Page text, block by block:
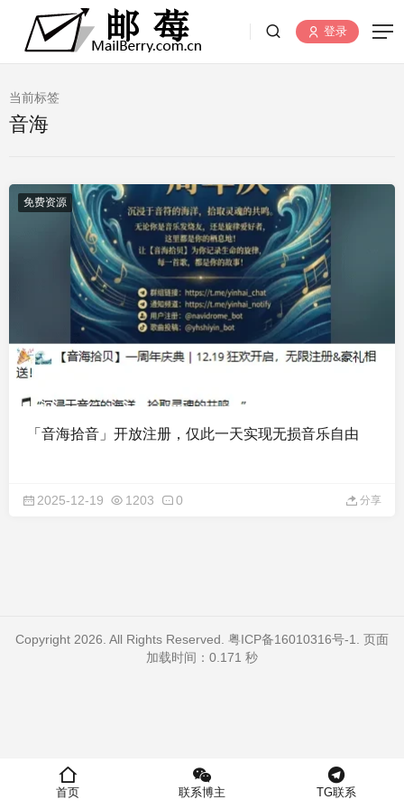
登录
当前标签
音海
免费资源
「音海拾音」开放注册，仅此一天实现无损音乐自由
2025-12-19 1203 0 分享
Copyright 2026. All Rights Reserved. 粤ICP备16010316号-1
. 页面
加载时间：0.171 秒
首页 联系博主 TG联系